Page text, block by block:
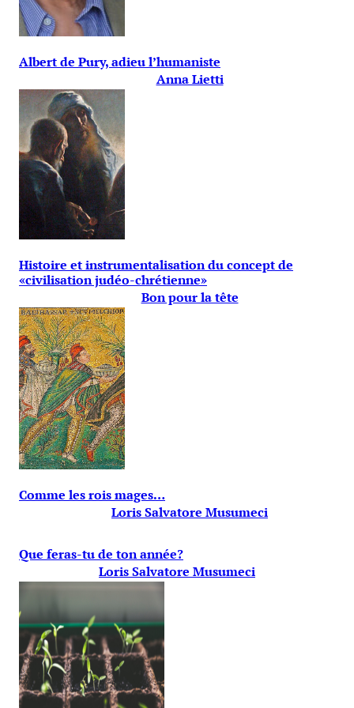
Albert de Pury, adieu l’humaniste
Anna Lietti
Histoire et instrumentalisation du concept de
«civilisation judéo-chrétienne»
Bon pour la tête
Comme les rois mages…
Loris Salvatore Musumeci
Que feras-tu de ton année?
Loris Salvatore Musumeci